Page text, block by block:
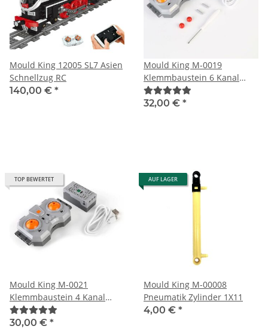
Mould King 12005 SL7 Asien
Schnellzug RC
140,00 € *
Mould King M-0019
Klemmbaustein 6 Kanal
Empfänger / Akkubox 2,4
GHz
32,00 € *
TOP BEWERTET
Mould King M-0021
Klemmbaustein 4 Kanal
Empfänger / Akkubox 2,4
GHz
30,00 € *
AUF LAGER
Mould King M-00008
Pneumatik Zylinder 1X11
4,00 € *